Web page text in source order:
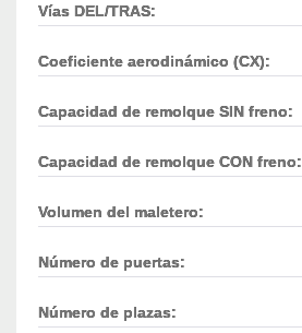
Vías DEL/TRAS:
Coeficiente aerodinámico (CX):
Capacidad de remolque SIN freno:
Capacidad de remolque CON freno:
Volumen del maletero:
Número de puertas:
Número de plazas: